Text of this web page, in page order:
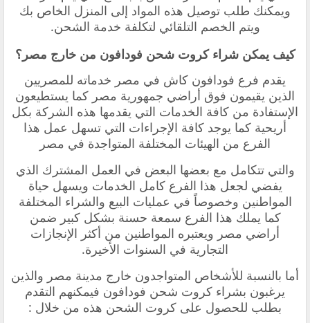
ويمكنك طلب توصيل هذه المواد إلى المنزل الخاص بك
ويتم الخصم التلقائي لتكلفة خدمة الشحن.
كيف يمكن شراء كروت شحن فودافون من خارج مصر؟
يقدم فرع فودافون كاش في مصر خدماته للمصريين
الذين يقيمون فوق أراضي جمهورية مصر كما يستطيعون
الإستفادة من كافة الخدمات التي يقدمها هذه الشركة بكل
أريحية كما يوجد كافة الإجراءات التي تسهل عمل هذا
الفرع من الهيئات المختلفة المتواجدة في مصر
والتي تتكامل مع بعضها البعض في العمل المشترك الذي
يفضي لجعل هذا الفرع كامل الخدمات ويسهل حياة
المواطنين وخصوصاً في عمليات البيع والشراء المختلفة
كما يملك هذا الفرع سمعة حسنة بشكل كبير ضمن
أراضي مصر ويعتبره المواطنين من أكثر الإنجازات
التجارية في السنوات الأخيرة.
أما بالنسبة للأشخاص المتواجدون خارج مدينة مصر والذين
يرغبون بشراء كروت شحن فودافون فيمكنهم التقدم
بطلب للحصول على كروت الشحن هذه من خلال :